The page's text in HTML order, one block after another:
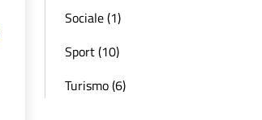
Sociale (1)
Sport (10)
Turismo (6)